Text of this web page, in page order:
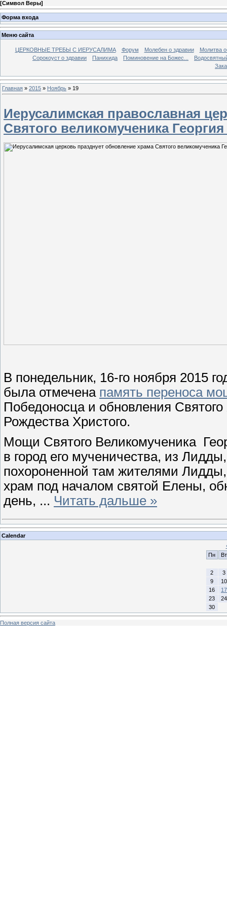
[Символ Веры]
Форма входа
Меню сайта
ЦЕРКОВНЫЕ ТРЕБЫ С ИЕРУСАЛИМА Форум Молебен о здравии
Молитва
Сорокоуст о здравии
Панихида Поминовение на Божес...
Главная » 2015 » Ноябрь » 19
Иерусалимская православная
Святого великомученика
В понедельник, 16-го ноября 2015
была отмечена память переноса
Победоносца и обновления
Рождества Христого.
Мощи Святого Великомученика
в город его мученичества, из
похороненной там жителями
храм под началом святой Елены,
день, ... Читать дальше »
Calendar
Пн
Вт
2
3
9
10
16
17
23
24
30
Полная версия сайта